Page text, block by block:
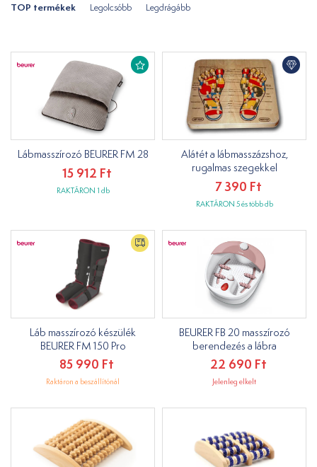
TOP termékek Legolcsóbb Legdrágább
Lábmasszírozó BEURER FM 28
15 912 Ft
RAKTÁRON 1 db
Alátét a lábmasszázshoz,
rugalmas szegekkel
7 390 Ft
RAKTÁRON 5 és több db
Láb masszírozó készülék
BEURER FM 150 Pro
85 990 Ft
Raktáron a beszállítónál
BEURER FB 20 masszírozó
berendezés a lábra
22 690 Ft
Jelenleg elkelt